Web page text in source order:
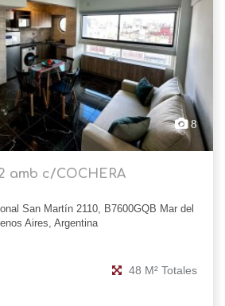
8
amb c/COCHERA
San Martín 2110, B7600GQB Mar del
Aires, Argentina
48 M² Totales